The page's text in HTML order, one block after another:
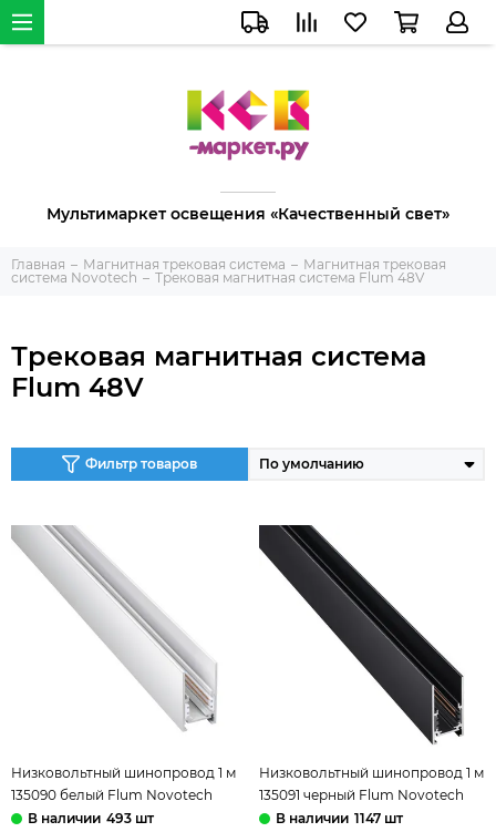
Мультимаркет освещения «Качественный свет»
Главная Магнитная трековая система
Магнитная трековая
система Novotech
Трековая магнитная система Flum 48V
Трековая магнитная система
Flum 48V
Фильтр товаров
Низковольтный шинопровод 1 м
135090 белый Flum Novotech
493 шт
Низковольтный шинопровод 1 м
135091 черный Flum Novotech
1147 шт